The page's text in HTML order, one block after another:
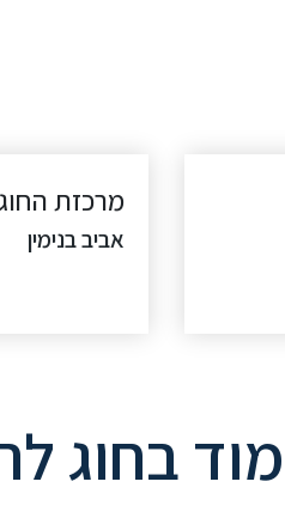
מרכזת
אביב בנימין
בחוג